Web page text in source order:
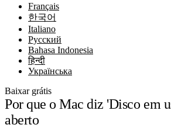
Français
한국어
Italiano
Русский
Bahasa Indonesia
हिन्दी
Українська
Baixar grátis
Por que o Mac diz 'Disco em
aberto